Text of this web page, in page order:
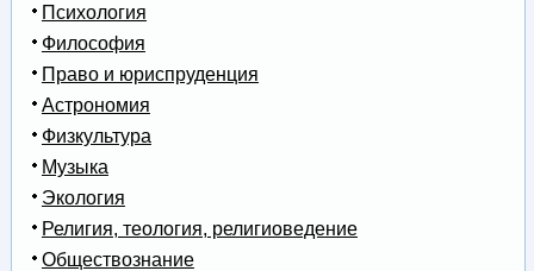
Психология
Философия
Право и юриспруденция
Астрономия
Физкультура
Музыка
Экология
Религия, теология, религиоведение
Обществознание